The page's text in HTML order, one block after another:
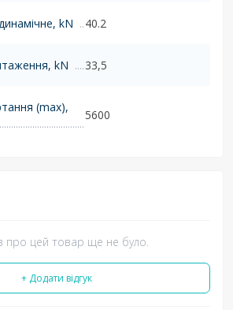
kN 40.2
kN 33,5
(max),
5600
про цей товар ще не було.
+ Додати відгук